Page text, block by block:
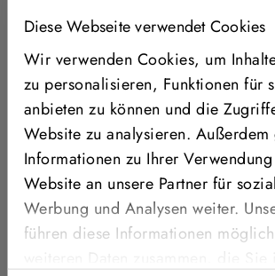
Diese Webseite verwendet Cookies
Wir verwenden Cookies, um
zu personalisieren, Funktionen für
anbieten zu können und die
Website zu analysieren.
Informationen zu Ihrer
Website an unsere Partner für
Werbung und Analysen weiter.
führen diese Informationen
Lesbarkeit in verrauschten,
Training für 3D
Detection
3D Gripping Point Detection kann zur
Erkennung von Oberflächen auf
verwendet werden, die sich für das
eignen. In HALCON 23.05 gibt es nun
das vortrainierte Modell mit eigenen
anwendungsspezifischen Bilddaten
Die greifbaren Flächen werden somit